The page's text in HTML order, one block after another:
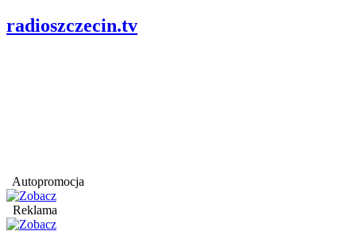
radioszczecin.tv
Autopromocja
Reklama